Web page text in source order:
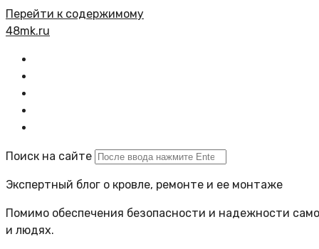
Перейти к содержимому
48mk.ru
Поиск на сайте
Экспертный блог о кровле, ремонте и ее монтаже
Помимо обеспечения безопасности и надежности
и людях.